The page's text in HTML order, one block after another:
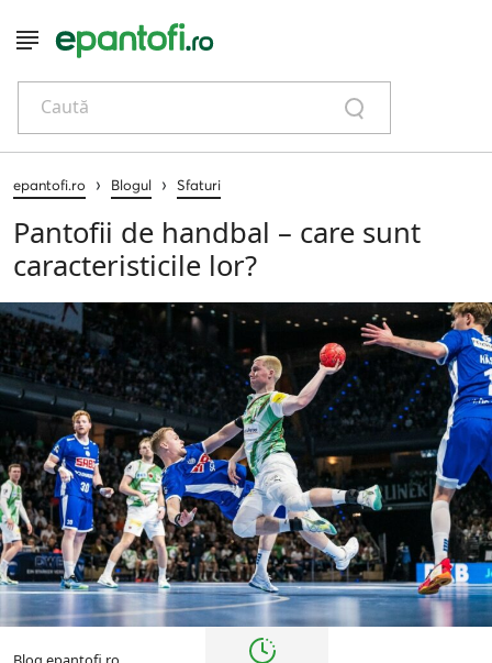
Caută
epantofi.ro › Blogul › Sfaturi
Pantofii de handbal – care sunt
caracteristicile lor?
Sfaturi